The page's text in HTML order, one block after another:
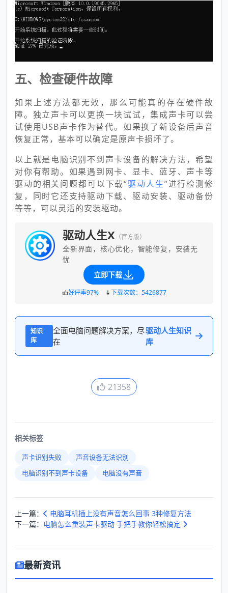
五、检查硬件故障
如果上述方法都无效，那么可能真的存在硬件故
障。独立声卡可以更换一块试试，集成声卡可以尝
试使用USB声卡作为替代。如果换了新设备后声音
恢复正常，基本可以确定是原声卡损坏了。
以上就是电脑识别不到声卡设备的解决方法，希望
对你有帮助。如果遇到网卡、显卡、蓝牙、声卡等
驱动的相关问题都可以下载“驱动人生”进行检测修
复，同时它还支持驱动下载、驱动安装、驱动备份
等等，可以灵活的安装驱动。
驱动人生X （官方版）
全新界面，核心优化，智能修复，安装无
忧
立即下载
好评率97% 下载次数：5426877
知识
库
全面电脑问题解决方案，尽
在
驱动人生知识
库
21358
相关标签
声卡识别失败
声音设备无法识别
电脑识别不到声卡设备
电脑没有声音
上一篇：
电脑耳机插上没有声音怎么回事 3种修复方法
下一篇： 电脑怎么重装声卡驱动 手把手教你轻松搞定
最新资讯